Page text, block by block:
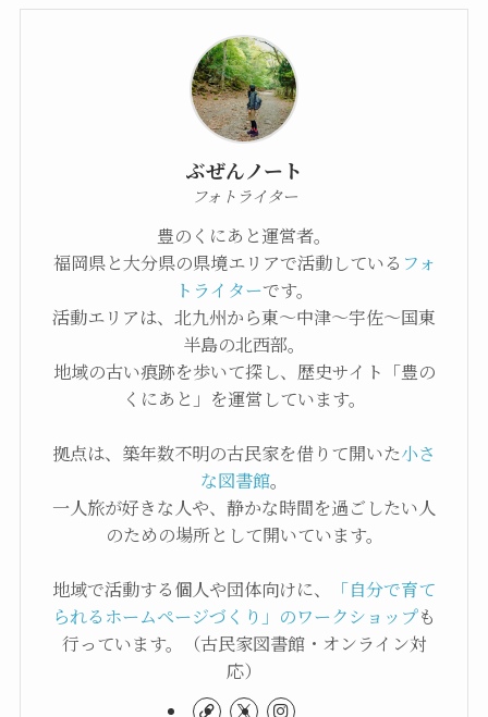
ぶぜんノート
フォトライター
豊のくにあと運営者。
福岡県と大分県の県境エリアで活動している フォ
トライターです。
活動エリアは、北九州から東〜中津〜宇佐〜国東
半島の北西部。
地域の古い痕跡を歩いて探し、歴史サイト「豊の
くにあと」を運営しています。
拠点は、築年数不明の古民家を借りて開いた小さ
な図書館。
一人旅が好きな人や、静かな時間を過ごしたい人
のための場所として開いています。
地域で活動する個人や団体向けに、
「自分で育て
られるホームページづくり」のワークショップも
行っています。（古民家図書館・オンライン対
応）